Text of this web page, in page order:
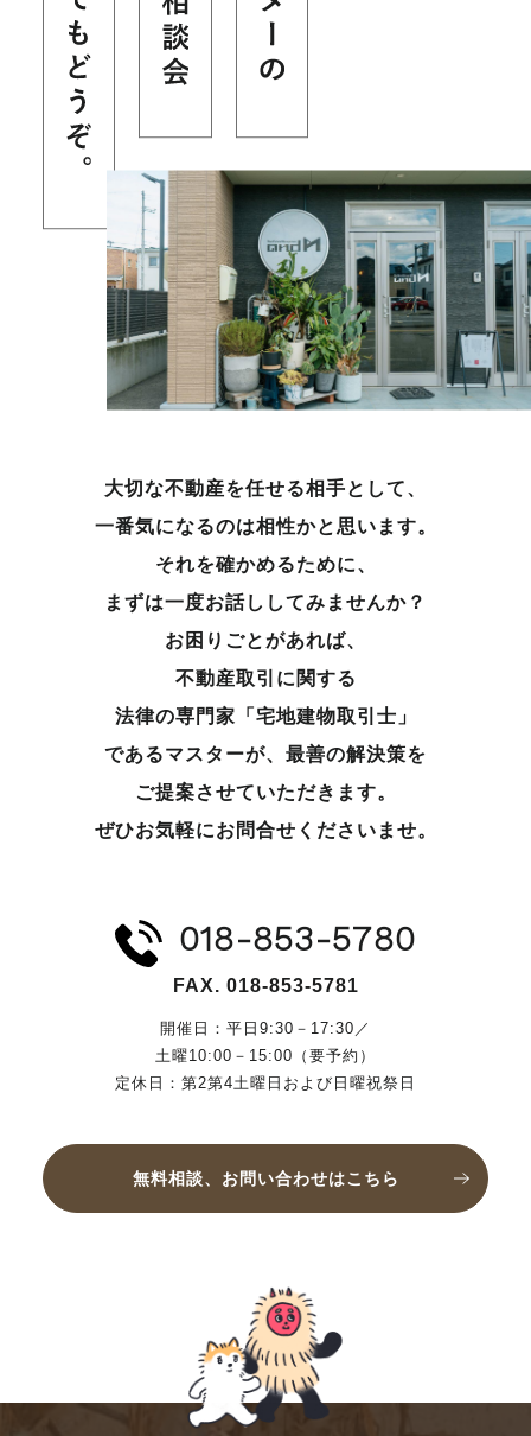
大切な不動産を任せる相手として、
一番気になるのは相性かと思います。
それを確かめるために、
まずは一度お話ししてみませんか？
お困りごとがあれば、
不動産取引に関する
法律の専門家「宅地建物取引士」
であるマスターが、 最善の解決策を
ご提案させていただきます。
ぜひお気軽にお問合せくださいませ。
018-853-5780
FAX. 018-853-5781
開催日：平日9:30－17:30／
土曜10:00－15:00（要予約）
定休日：第2第4土曜日および日曜祝祭日
無料相談、お問い合わせはこちら